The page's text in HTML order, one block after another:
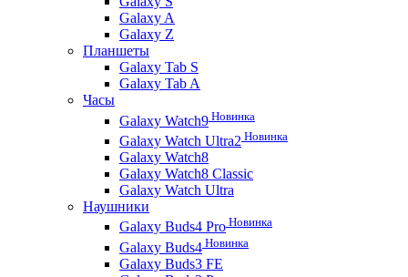
Galaxy A
Galaxy Z
Планшеты
Galaxy Tab S
Galaxy Tab A
Часы
Galaxy Watch9 Новинка
Galaxy Watch Ultra2 Новинка
Galaxy Watch8
Galaxy Watch8 Classic
Galaxy Watch Ultra
Наушники
Galaxy Buds4 Pro Новинка
Galaxy Buds4 Новинка
Galaxy Buds3 FE